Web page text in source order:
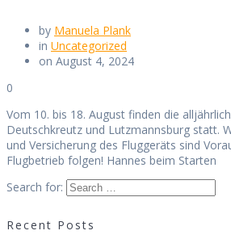
by Manuela Plank
in Uncategorized
on August 4, 2024
0
Vom 10. bis 18. August finden die
Deutschkreutz und Lutzmannsburg statt.
und Versicherung des Fluggeräts sind
Flugbetrieb folgen! Hannes beim Starten
Search for:
Recent Posts